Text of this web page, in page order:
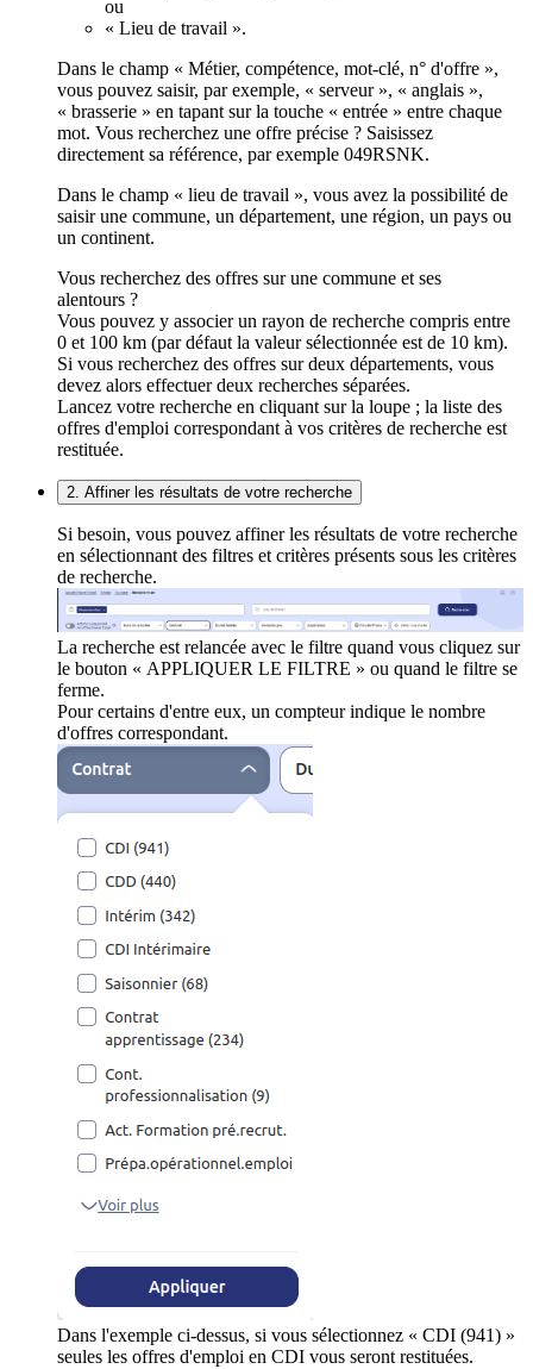
ou
« Lieu de travail ».
Dans le champ « Métier, compétence, mot-clé, n° d'offre »,
vous pouvez saisir, par exemple, « serveur », « anglais »,
« brasserie » en tapant sur la touche « entrée » entre chaque
mot. Vous recherchez une offre précise ? Saisissez
directement sa référence, par exemple 049RSNK.
Dans le champ « lieu de travail », vous avez la possibilité de
saisir une commune, un département, une région, un pays ou
un continent.
Vous recherchez des offres sur une commune et ses
alentours ?
Vous pouvez y associer un rayon de recherche compris entre
0 et 100 km (par défaut la valeur sélectionnée est de 10 km).
Si vous recherchez des offres sur deux départements, vous
devez alors effectuer deux recherches séparées.
Lancez votre recherche en cliquant sur la loupe ; la liste des
offres d'emploi correspondant à vos critères de recherche est
restituée.
2. Affiner les résultats de votre recherche
Si besoin, vous pouvez affiner les résultats de votre recherche
en sélectionnant des filtres et critères présents sous les critères
de recherche.
La recherche est relancée avec le filtre quand vous cliquez sur
le bouton « APPLIQUER LE FILTRE » ou quand le filtre se
ferme.
Pour certains d'entre eux, un compteur indique le nombre
d'offres correspondant.
Dans l'exemple ci-dessus, si vous sélectionnez « CDI (941) »
seules les offres d'emploi en CDI vous seront restituées.